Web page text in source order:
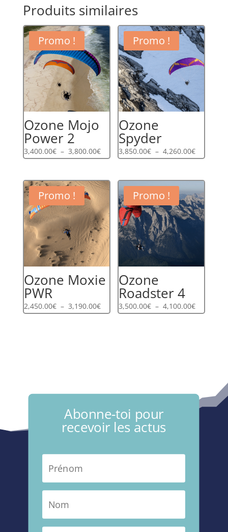
Produits similaires
Promo !
Ozone Mojo
Power 2
3,400.00€ – 3,800.00€Plage
3,400.00€
3,800.00€
Promo !
Ozone
Spyder
3,850.00€ – 4,260.00€Plage
3,850.00€
à
4,260.00€
Promo !
Ozone Moxie
PWR
2,450.00€ – 3,190.00€Plage
Promo !
Ozone
Roadster 4
3,500.00€ – 4,100.00€Plage
Abonne-toi pour
recevoir les actus